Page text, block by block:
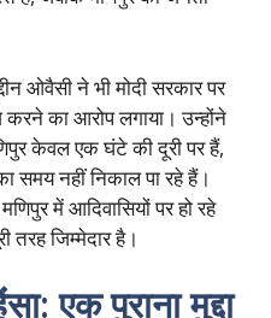
ओवैसी ने भी मोदी सरकार पर
का आरोप लगाया। उन्होंने
केवल एक घंटे की दूरी पर हैं,
समय नहीं निकाल पा रहे हैं।
में आदिवासियों पर हो रहे
तरह जिम्मेदार है।
एक पुराना मुद्दा